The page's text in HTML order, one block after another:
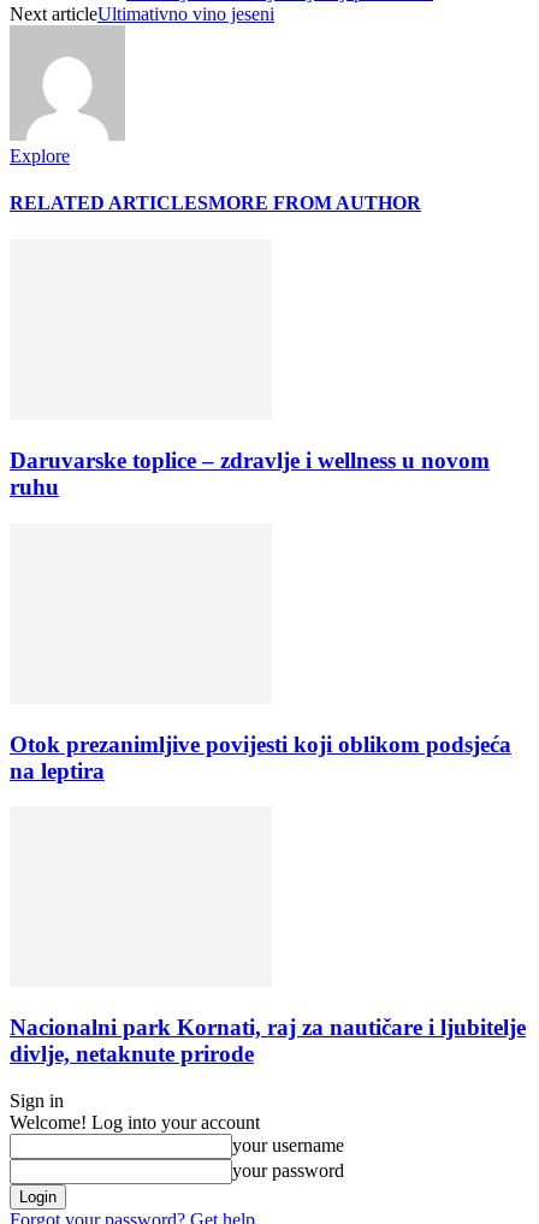
Next articleUltimativno vino jeseni
Explore
RELATED ARTICLESMORE FROM AUTHOR
Daruvarske toplice – zdravlje i wellness u novom
ruhu
Otok prezanimljive povijesti koji oblikom podsjeća
na leptira
Nacionalni park Kornati, raj za nautičare i ljubitelje
divlje, netaknute prirode
Sign in
Welcome! Log into your account
your username
your password
Forgot your password? Get help